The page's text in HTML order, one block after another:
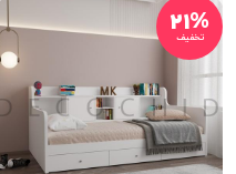
۲۱%
تخفیف